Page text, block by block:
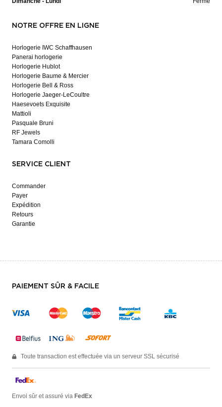
NOTRE OFFRE EN LIGNE
Horlogerie IWC Schaffhausen
Panerai horlogerie
Horlogerie Hublot
Horlogerie Baume & Mercier
Horlogerie Bell & Ross
Horlogerie Jaeger-LeCoultre
Haesevoets Exquisite
Mattioli
Pasquale Bruni
RF Jewels
Tamara Comolli
SERVICE CLIENT
Commander
Payer
Expédition
Retours
Garantie
PAIEMENT SÛR & FACILE
Toute transaction est effectuée via un serveur SSL sécurisé
Envoi sûr et assuré via FedEx